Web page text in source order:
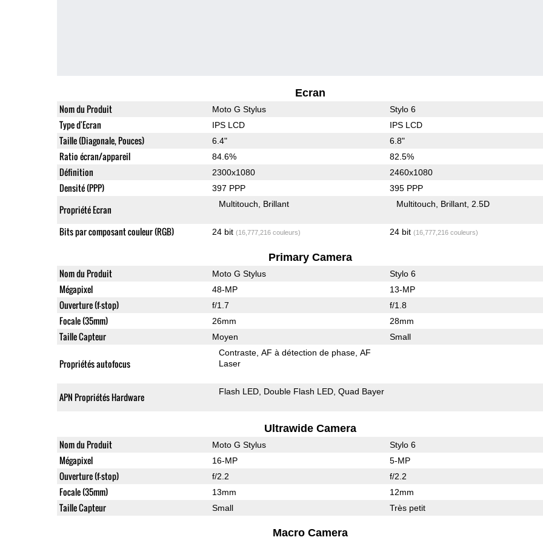
Ecran
Nom du Produit Moto G Stylus Stylo 6
Type d'Ecran IPS LCD IPS LCD
Taille (Diagonale, Pouces) 6.4" 6.8"
Ratio écran/appareil 84.6% 82.5%
Définition 2300x1080 2460x1080
Densité (PPP) 397 PPP 395 PPP
Propriété Ecran Multitouch Brillant Multitouch Brillant 2.5D
Bits par composant couleur (RGB) 24 bit (16,777,216 couleurs) 24 bit (16,777,216 couleurs)
Primary Camera
Nom du Produit Moto G Stylus Stylo 6
Mégapixel 48-MP 13-MP
Ouverture (f-stop) f/1.7 f/1.8
Focale (35mm) 26mm 28mm
Taille Capteur Moyen Small
Propriétés autofocus
Contraste AF à détection de phase AF
Laser
APN Propriétés Hardware Flash LED Double Flash LED Quad Bayer
Ultrawide Camera
Nom du Produit Moto G Stylus Stylo 6
Mégapixel 16-MP 5-MP
Ouverture (f-stop) f/2.2 f/2.2
Focale (35mm) 13mm 12mm
Taille Capteur Small Très petit
Macro Camera